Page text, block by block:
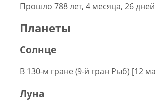
Прошло 788 лет, 4 месяца, 26
Планеты
Солнце
В 130-м гране (9-й гран Рыб) [12
Луна